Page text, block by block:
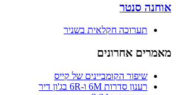
אוחנה סנטר
תערוכה חקלאית בשניר
מאמרים אחרונים
שיפור הקומביינים של קייס
רענון סדרות 6M ו-6R בג'ון דיר